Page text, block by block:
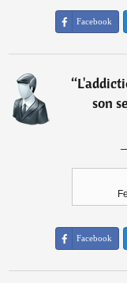
Facebook
“
son
Facebook